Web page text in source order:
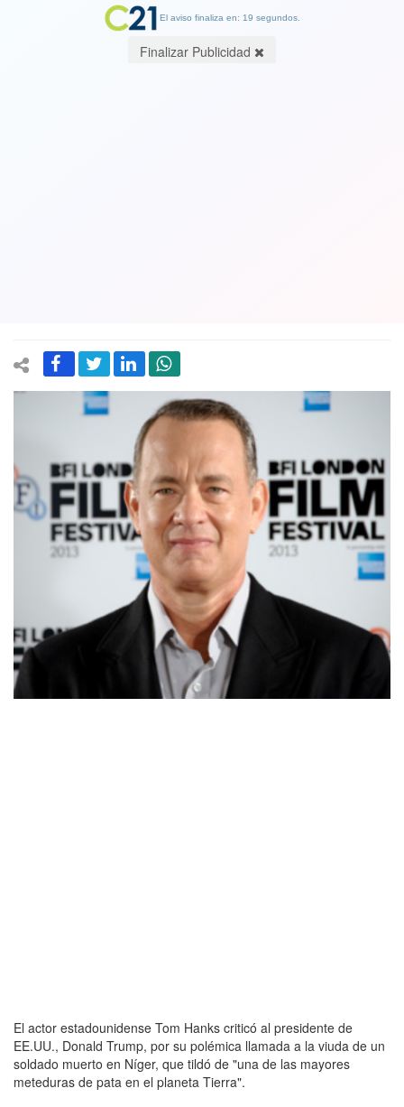
El actor estadounidense Tom Hanks criticó al presidente de
EE.UU., Donald Trump, por su polémica llamada a la viuda de un
soldado muerto en Níger, que tildó de "una de las mayores
meteduras de pata en el planeta Tierra".
El aviso finaliza en: 19 segundos.
Finalizar Publicidad